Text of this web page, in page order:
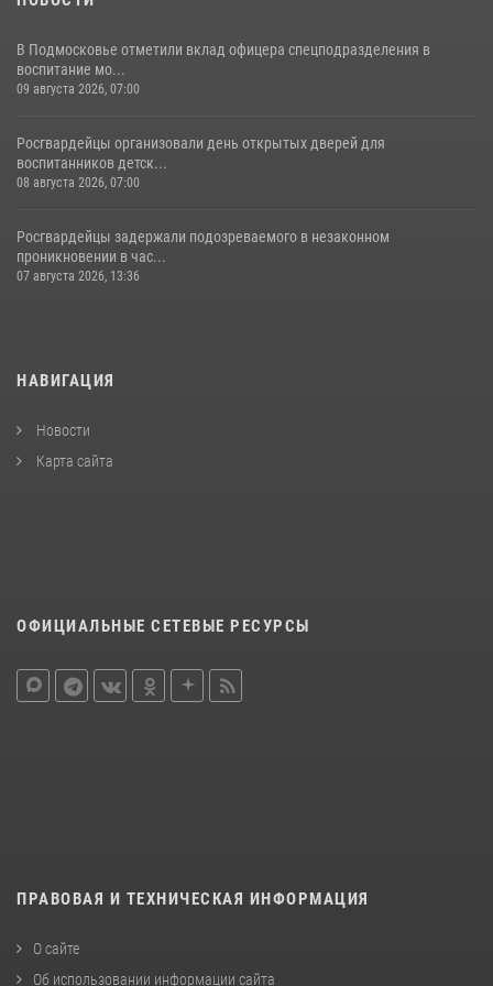
В Подмосковье отметили вклад офицера спецподразделения в
воспитание мо...
09 августа 2026, 07:00
Росгвардейцы организовали день открытых дверей для
воспитанников детск...
08 августа 2026, 07:00
Росгвардейцы задержали подозреваемого в незаконном
проникновении в час...
07 августа 2026, 13:36
НАВИГАЦИЯ
Новости
Карта сайта
ОФИЦИАЛЬНЫЕ СЕТЕВЫЕ РЕСУРСЫ
ПРАВОВАЯ И ТЕХНИЧЕСКАЯ ИНФОРМАЦИЯ
О сайте
Об использовании информации сайта